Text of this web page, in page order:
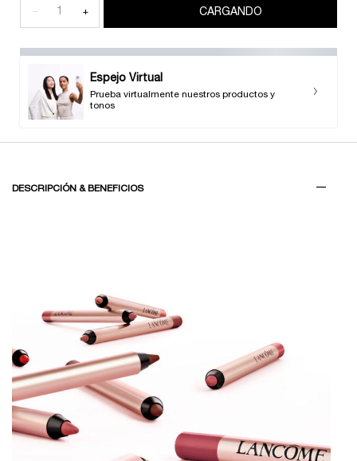
− + CARGANDO
Espejo Virtual
Prueba virtualmente nuestros productos y
tonos
DESCRIPCIÓN & BENEFICIOS